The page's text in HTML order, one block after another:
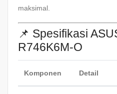
maksimal.
📌 Spesifikasi
R746K6M-O
Komponen Detail